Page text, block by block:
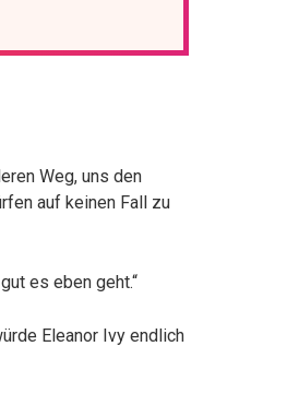
Weg, uns den
auf keinen Fall zu
es eben geht.“
Eleanor Ivy endlich